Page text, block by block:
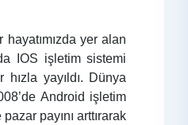
yer alan
IOS işletim sistemi
yayıldı. Dünya
Android işletim
payını arttırarak